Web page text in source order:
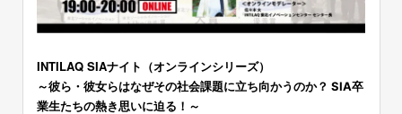
INTILAQ SIAナイ ト（オンラインシリーズ）
～彼ら・彼女らはなぜその社会課題に立ち向かうのか？ SIA卒
業生たちの熱き思いに迫る！～